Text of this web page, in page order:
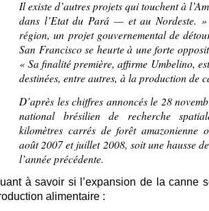
Il existe d’autres projets qui touchent à
dans l’Etat du Pará — et au Nordeste. »
région, un projet gouvernemental de
San Francisco se heurte à une forte
« Sa finalité première, affirme Umbelino,
destinées, entre autres, à la production de
D’après les chiffres annoncés le 28
national brésilien de recherche
kilomètres carrés de forêt amazonienne
août 2007 et juillet 2008, soit une hausse
l’année précédente.
à savoir si l’expansion de la canne
alimentaire :